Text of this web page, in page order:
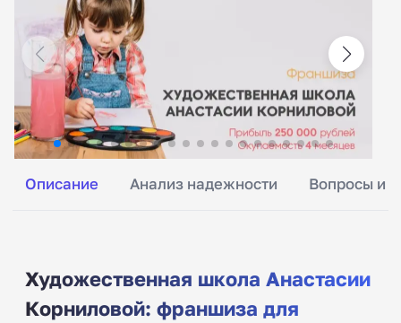
Описание Анализ надежности Вопросы и
Художественная школа Анастасии
Корниловой: франшиза для